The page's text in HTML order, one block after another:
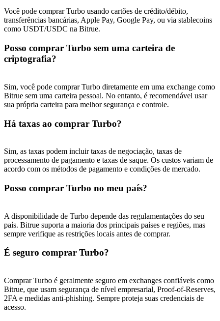
Você pode comprar Turbo usando cartões de crédito/débito,
transferências bancárias, Apple Pay, Google Pay, ou via stablecoins
como USDT/USDC na Bitrue.
Posso comprar Turbo sem uma carteira de
criptografia?
Sim, você pode comprar Turbo diretamente em uma exchange como
Bitrue sem uma carteira pessoal. No entanto, é recomendável usar
sua própria carteira para melhor segurança e controle.
Há taxas ao comprar Turbo?
Sim, as taxas podem incluir taxas de negociação, taxas de
processamento de pagamento e taxas de saque. Os custos variam de
acordo com os métodos de pagamento e condições de mercado.
Posso comprar Turbo no meu país?
A disponibilidade de Turbo depende das regulamentações do seu
país. Bitrue suporta a maioria dos principais países e regiões, mas
sempre verifique as restrições locais antes de comprar.
É seguro comprar Turbo?
Comprar Turbo é geralmente seguro em exchanges confiáveis ​​como
Bitrue, que usam segurança de nível empresarial, Proof-of-Reserves,
2FA e medidas anti-phishing. Sempre proteja suas credenciais de
acesso.